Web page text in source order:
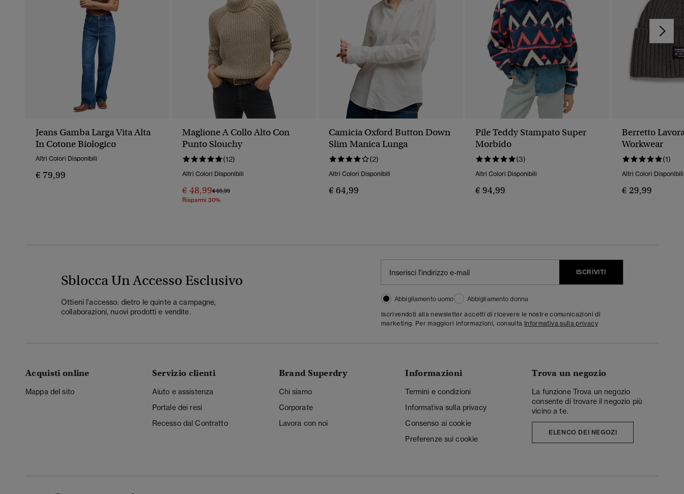
Jeans Gamba Larga Vita Alta
In Cotone Biologico
Altri Colori Disponibili
€ 79,99
Maglione A Collo Alto Con
Punto Slouchy
(12)
Altri Colori Disponibili
€ 48,99Prezzo Ridotto Da
€ 69,99A
Risparmi 30%
Camicia Oxford Button Down
Slim Manica Lunga
(2)
Altri Colori Disponibili
€ 64,99
Pile Teddy Stampato Super
Morbido
(3)
Altri Colori Disponibili
€ 94,99
Berretto
Workwear
(1)
Altri Colori Disponibili
€ 29,99
Sblocca Un Accesso Esclusivo
Ottieni l'accesso: dietro le quinte a campagne,
collaborazioni, nuovi prodotti e vendite.
ISCRIVITI
Abbigliamento uomo
Abbigliamento donna
Iscrivendoti alla newsletter accetti di ricevere le nostre comunicazioni di
marketing. Per maggiori informazioni, consulta Informativa sulla privacy
Acquisti online
Mappa del sito
Servizio clienti
Aiuto e assistenza
Portale dei resi
Recesso dal Contratto
Brand Superdry
Chi siamo
Corporate
Lavora con noi
Informazioni
Termini e condizioni
Informativa sulla privacy
Consenso ai cookie
Preferenze sui cookie
Trova un negozio
La funzione Trova un negozio
consente di trovare il negozio più
vicino a te.
ELENCO DEI NEGOZI